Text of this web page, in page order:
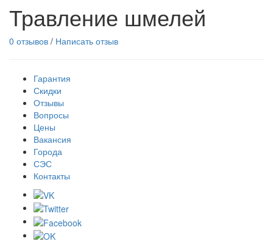
Травление шмелей
0 отзывов / Написать отзыв
Гарантия
Скидки
Отзывы
Вопросы
Цены
Вакансия
Города
СЭС
Контакты